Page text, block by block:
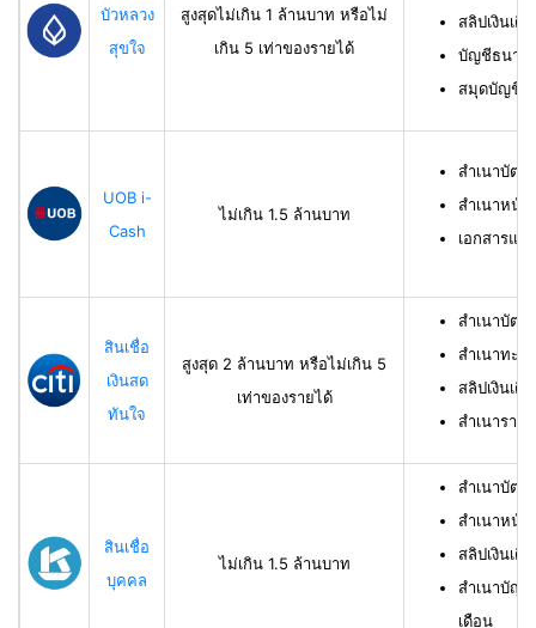
บัวหลวง
สุขใจ
สูงสุดไม่เกิน 1 ล้านบาท หรือไม่
เกิน 5 เท่าของรายได้
สลิปเงินเดื
บัญชีธนาคา
สมุดบัญชีธ
UOB i-
Cash
ไม่เกิน 1.5 ล้านบาท
สำเนาบัตร
สำเนาหน้
เอกสารแส
สินเชื่อ
เงินสด
ทันใจ
สูงสุด 2 ล้านบาท หรือไม่เกิน 5
เท่าของรายได้
สำเนาบัตร
สำเนาทะเ
สลิปเงินเดื
สำเนาราย
สินเชื่อ
บุคคล
ไม่เกิน 1.5 ล้านบาท
สำเนาบัตร
สำเนาหน้
สลิปเงินเดื
สำเนาบัญชี
เดือน